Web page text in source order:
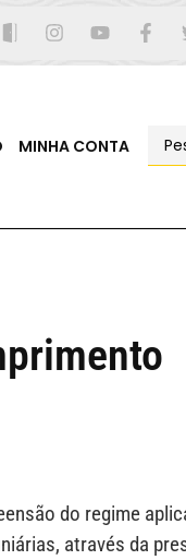
MINHA CONTA
do regime
através da